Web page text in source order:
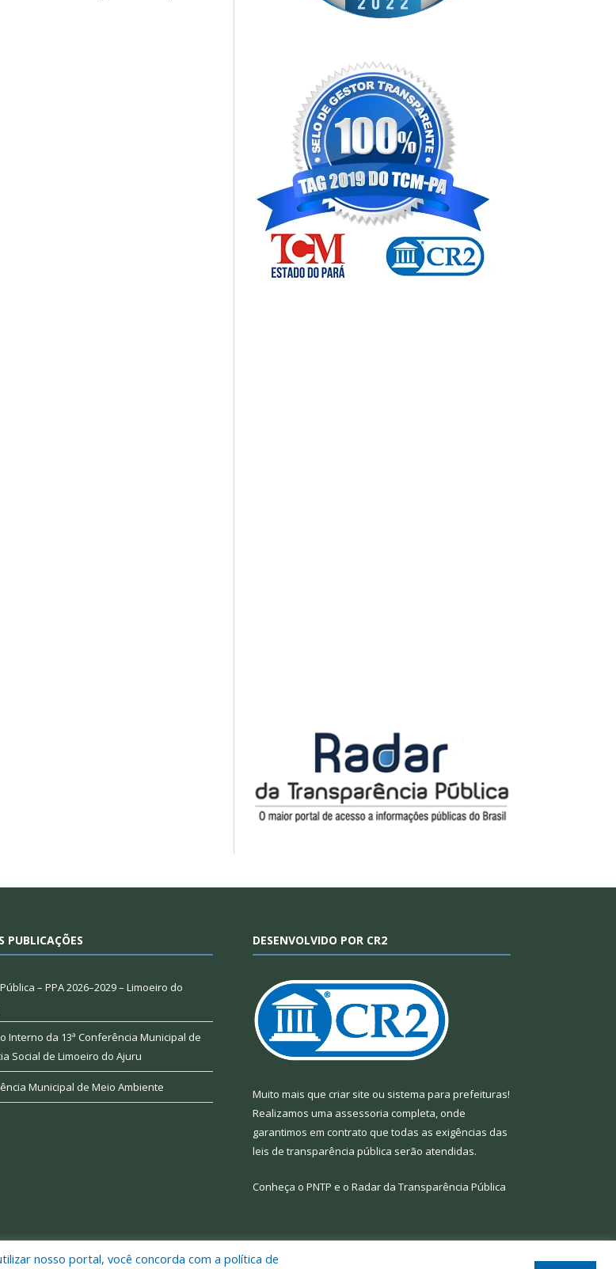
PUBLICAÇÕES
– PPA 2026–2029 – Limoeiro do
Interno da 13ª Conferência Municipal de
Social de Limoeiro do Ajuru
Municipal de Meio Ambiente
DESENVOLVIDO POR CR2
Muito mais que criar site ou sistema para prefeituras!
Realizamos uma assessoria completa, onde
garantimos em contrato que todas as exigências das
leis de transparência pública serão atendidas.
Conheça o PNTP e o Radar da Transparência Pública
nosso portal, você concorda com a política de